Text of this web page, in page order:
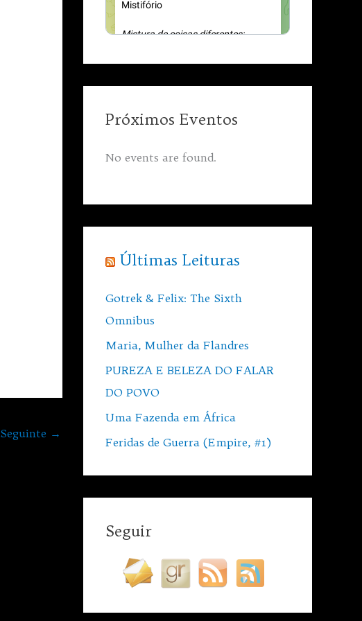
Seguinte →
Próximos Eventos
No events are found.
Últimas Leituras
Gotrek & Felix: The Sixth
Omnibus
Maria, Mulher da Flandres
PUREZA E BELEZA DO FALAR
DO POVO
Uma Fazenda em África
Feridas de Guerra (Empire, #1)
Seguir